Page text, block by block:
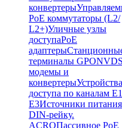
конвертеры
PoE коммутаторы (L2/
L2+)Уличные узлы
доступаPoE
адаптеры
терминалы GPON
модемы и
конвертерыУстройства
доступа по каналам
E3Источники
DIN-рейку.
ACROПассивное PoE